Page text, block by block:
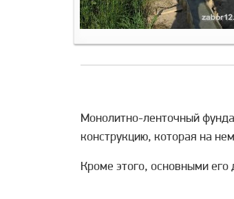
Монолитно-ленточный
конструкцию, которая на
Кроме этого, основными его